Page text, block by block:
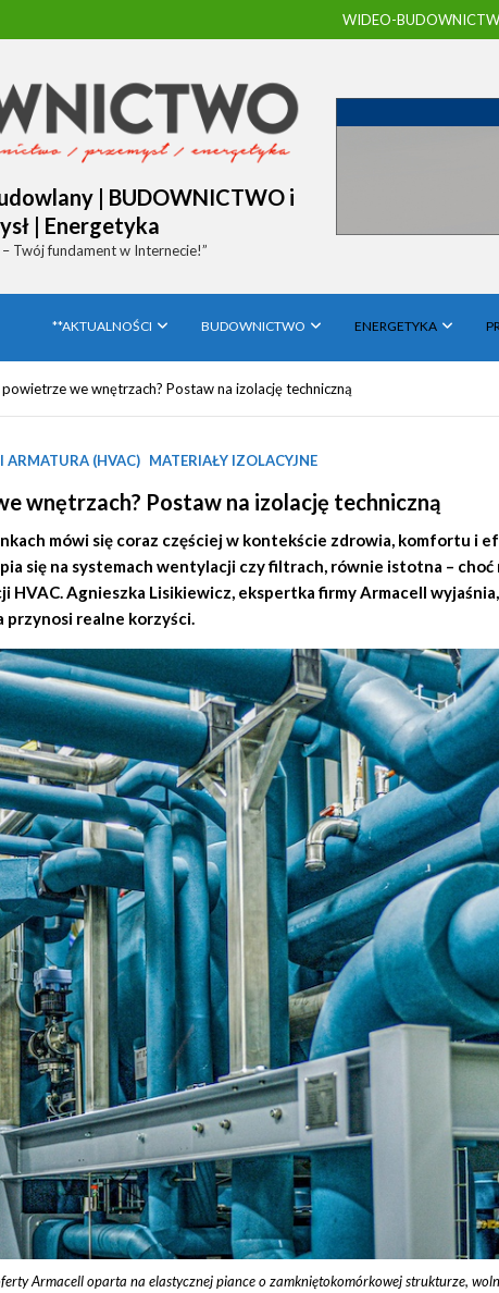
WIDEO-
| BUDOWNICTWO i
| Energetyka
Twój fundament w Internecie!”
**AKTUALNOŚCI BUDOWNICTWO ENERGETYKA
we wnętrzach? Postaw na izolację techniczną
ARMATURA (HVAC) MATERIAŁY IZOLACYJNE
wnętrzach? Postaw na izolację techniczną
mówi się coraz częściej w kontekście zdrowia, komfortu i
się na systemach wentylacji czy filtrach, równie istotna –
HVAC. Agnieszka Lisikiewicz, ekspertka firmy Armacell
realne korzyści.
Armacell oparta na elastycznej piance o zamkniętokomórkowej strukturze,